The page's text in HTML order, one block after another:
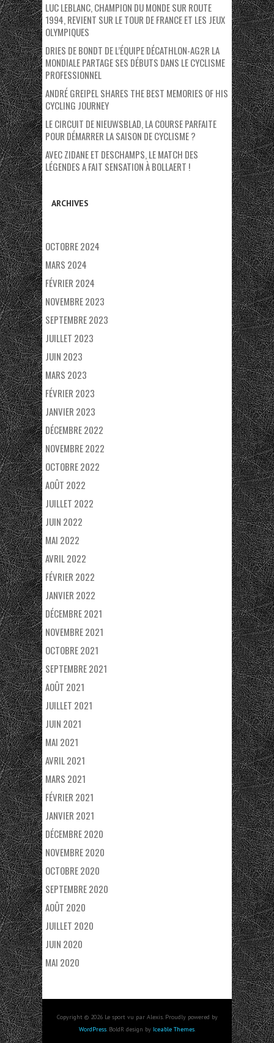
LUC LEBLANC, CHAMPION DU MONDE SUR ROUTE
1994, REVIENT SUR LE TOUR DE FRANCE ET LES JEUX
OLYMPIQUES
DRIES DE BONDT DE L’ÉQUIPE DÉCATHLON-AG2R LA
MONDIALE PARTAGE SES DÉBUTS DANS LE CYCLISME
PROFESSIONNEL
ANDRÉ GREIPEL SHARES THE BEST MEMORIES OF HIS
CYCLING JOURNEY
LE CIRCUIT DE NIEUWSBLAD, LA COURSE PARFAITE
POUR DÉMARRER LA SAISON DE CYCLISME ?
AVEC ZIDANE ET DESCHAMPS, LE MATCH DES
LÉGENDES A FAIT SENSATION À BOLLAERT !
ARCHIVES
OCTOBRE 2024
MARS 2024
FÉVRIER 2024
NOVEMBRE 2023
SEPTEMBRE 2023
JUILLET 2023
JUIN 2023
MARS 2023
FÉVRIER 2023
JANVIER 2023
DÉCEMBRE 2022
NOVEMBRE 2022
OCTOBRE 2022
AOÛT 2022
JUILLET 2022
JUIN 2022
MAI 2022
AVRIL 2022
FÉVRIER 2022
JANVIER 2022
DÉCEMBRE 2021
NOVEMBRE 2021
OCTOBRE 2021
SEPTEMBRE 2021
AOÛT 2021
JUILLET 2021
JUIN 2021
MAI 2021
AVRIL 2021
MARS 2021
FÉVRIER 2021
JANVIER 2021
DÉCEMBRE 2020
NOVEMBRE 2020
OCTOBRE 2020
SEPTEMBRE 2020
AOÛT 2020
JUILLET 2020
JUIN 2020
MAI 2020
Copyright © 2026 Le sport vu par Alexis. Proudly powered by
WordPress. BoldR design by Iceable Themes.